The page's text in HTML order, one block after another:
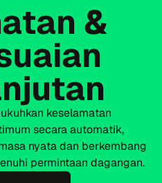
&
keselamatan
secara automatik,
nyata dan berkembang
permintaan dagangan.